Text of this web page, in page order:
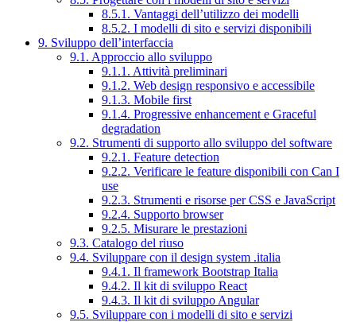
8.5.1. Vantaggi dell’utilizzo dei modelli
8.5.2. I modelli di sito e servizi disponibili
9. Sviluppo dell’interfaccia
9.1. Approccio allo sviluppo
9.1.1. Attività preliminari
9.1.2. Web design responsivo e accessibile
9.1.3. Mobile first
9.1.4. Progressive enhancement e Graceful
degradation
9.2. Strumenti di supporto allo sviluppo del software
9.2.1. Feature detection
9.2.2. Verificare le feature disponibili con Can I
use
9.2.3. Strumenti e risorse per CSS e JavaScript
9.2.4. Supporto browser
9.2.5. Misurare le prestazioni
9.3. Catalogo del riuso
9.4. Sviluppare con il design system .italia
9.4.1. Il framework Bootstrap Italia
9.4.2. Il kit di sviluppo React
9.4.3. Il kit di sviluppo Angular
9.5. Sviluppare con i modelli di sito e servizi